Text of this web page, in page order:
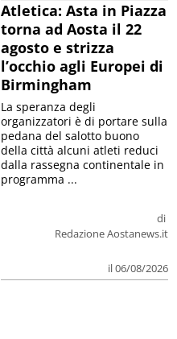
Atletica: Asta in Piazza
torna ad Aosta il 22
agosto e strizza
l’occhio agli Europei di
Birmingham
di
Redazione Aostanews.it
il 06/08/2026
La speranza degli
organizzatori è di portare sulla
pedana del salotto buono
della città alcuni atleti reduci
dalla rassegna continentale in
programma ...